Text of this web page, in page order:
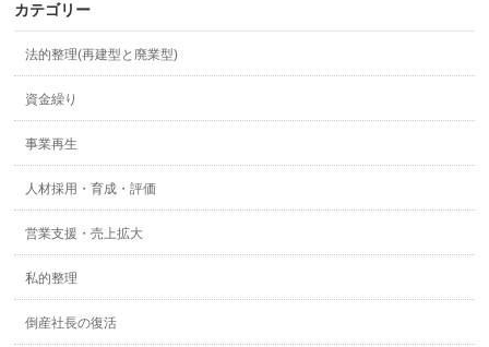
カテゴリー
法的整理(再建型と廃業型)
資金繰り
事業再生
人材採用・育成・評価
営業支援・売上拡大
私的整理
倒産社長の復活